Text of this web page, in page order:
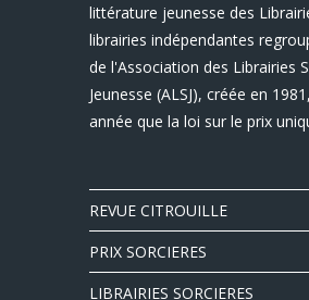
littérature jeunesse des
librairies indépendantes
de l'Association des Librairies
Jeunesse (ALSJ), créée en
année que la loi sur le prix
REVUE CITROUILLE
PRIX SORCIERES
LIBRAIRIES SORCIERES